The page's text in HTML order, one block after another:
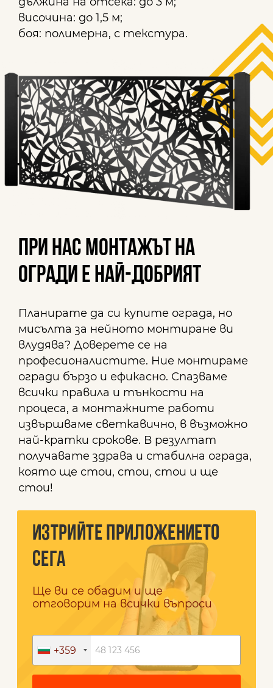
височина: до 1,5 м;
боя: полимерна, с текстура.
При нас монтажът на
огради е най-добрият
Планирате да си купите ограда, но
мисълта за нейното монтиране ви
влудява? Доверете се на
професионалистите. Ние монтираме
огради бързо и ефикасно. Спазваме
всички правила и тънкости на
процеса, а монтажните работи
извършваме светкавично, в възможно
най-кратки срокове. В резултат
получавате здрава и стабилна ограда,
която ще стои, стои, стои и ще
стои!
ИЗТРИЙТЕ ПРИЛОЖЕНИЕТО
СЕГА
Ще ви се обадим и ще
отговорим на всички въпроси
+359